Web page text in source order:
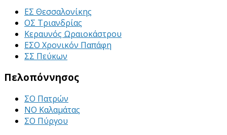
ΕΣ Θεσσαλονίκης
ΟΣ Τριανδρίας
Κεραυνός Ωραιοκάστρου
ΕΣΟ Χρονικόν Παπάφη
ΣΣ Πεύκων
Πελοπόννησος
ΣΟ Πατρών
ΝΟ Καλαμάτας
ΣΟ Πύργου